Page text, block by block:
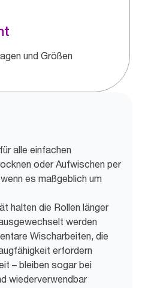
und Größen
alle einfachen
oder Aufwischen per
es maßgeblich um
halten die Rollen länger
werden
Wischarbeiten, die
erfordern
– bleiben sogar bei
wiederverwendbar